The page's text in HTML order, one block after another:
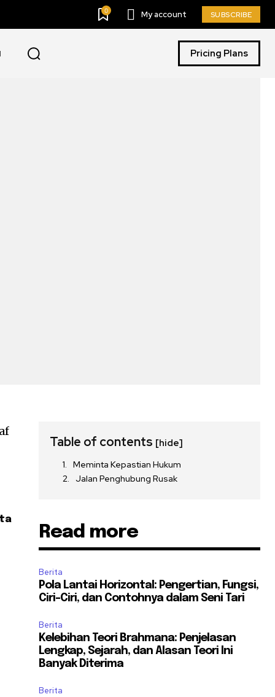
0 My account SUBSCRIBE
Pricing Plans
Table of contents [hide]
Meminta Kepastian Hukum
Jalan Penghubung Rusak
Read more
Berita
Pola Lantai Horizontal: Pengertian, Fungsi,
Ciri-Ciri, dan Contohnya dalam Seni Tari
Berita
Kelebihan Teori Brahmana: Penjelasan
Lengkap, Sejarah, dan Alasan Teori Ini
Banyak Diterima
Berita